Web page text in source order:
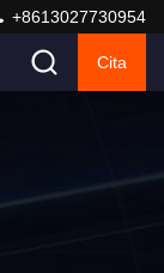
+8613027730954
Cita